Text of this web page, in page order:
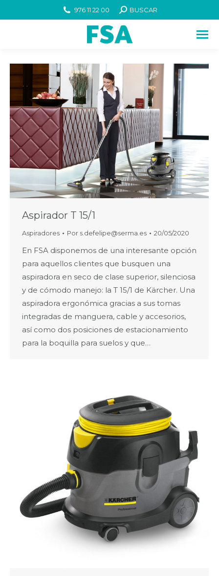
976 11 22 00 BUSCAR
Aspirador T 15/1
Aspiradores Por s.defelipe@serma.es 20/05/2020
En FSA disponemos de una interesante opción
para aquellos clientes que busquen una
aspiradora en seco de clase superior, silenciosa
y de cómodo manejo: la T 15/1 de Kärcher. Una
aspiradora ergonómica gracias a sus tomas
integradas de manguera, cable y accesorios,
así como dos posiciones de estacionamiento
para la boquilla para suelos y que…